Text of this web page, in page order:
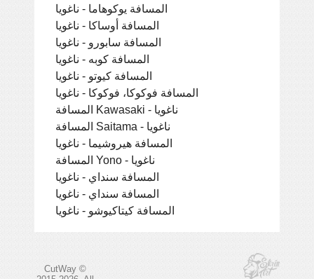
المسافة يوكوهاما - ناغويا
المسافة أوساكا - ناغويا
المسافة سابورو - ناغويا
المسافة كوبه - ناغويا
المسافة كيوتو - ناغويا
المسافة فوكوكا، فوكوكا - ناغويا
المسافة Kawasaki - ناغويا
المسافة Saitama - ناغويا
المسافة هيروشيما - ناغويا
المسافة Yono - ناغويا
المسافة سنداي - ناغويا
المسافة سنداي - ناغويا
المسافة كيتاكيوشو - ناغويا
CutWay ©